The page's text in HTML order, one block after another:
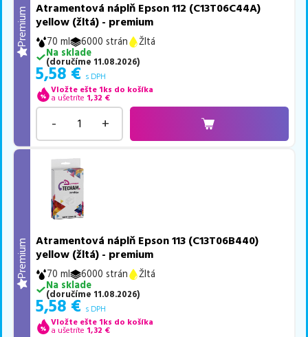
Premium
Atramentová náplň Epson 112 (C13T06C44A)
yellow (žltá) - premium
70 ml 6000 strán
Žltá
Na sklade
(doručíme 11.08.2026)
5,58 € s DPH
Vložte ešte 1ks do košíka
a ušetríte 1,32 €
- +
Premium
Atramentová náplň Epson 113 (C13T06B440)
yellow (žltá) - premium
70 ml 6000 strán
Žltá
Na sklade
(doručíme 11.08.2026)
5,58 € s DPH
Vložte ešte 1ks do košíka
a ušetríte 1,32 €